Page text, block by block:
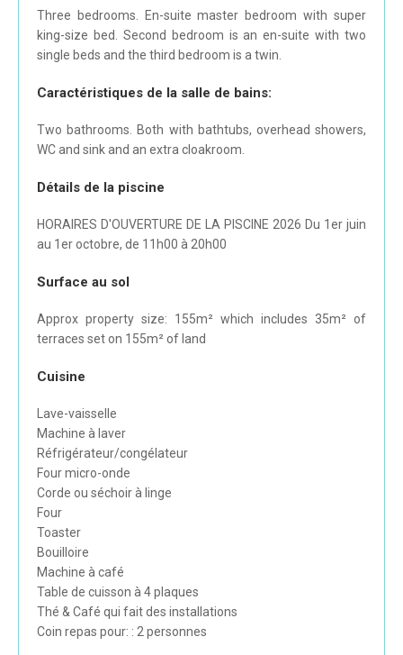
Three bedrooms. En-suite master bedroom with super
king-size bed. Second bedroom is an en-suite with two
single beds and the third bedroom is a twin.
Caractéristiques de la salle de bains:
Two bathrooms. Both with bathtubs, overhead showers,
WC and sink and an extra cloakroom.
Détails de la piscine
HORAIRES D'OUVERTURE DE LA PISCINE 2026 Du 1er juin
au 1er octobre, de 11h00 à 20h00
Surface au sol
Approx property size: 155m² which includes 35m² of
terraces set on 155m² of land
Cuisine
Lave-vaisselle
Machine à laver
Réfrigérateur/congélateur
Four micro-onde
Corde ou séchoir à linge
Four
Toaster
Bouilloire
Machine à café
Table de cuisson à 4 plaques
Thé & Café qui fait des installations
Coin repas pour: : 2 personnes